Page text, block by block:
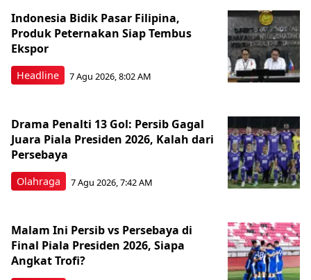
Headline
Indonesia Bidik Pasar Filipina,
Produk Peternakan Siap Tembus
Ekspor
7 Agu 2026, 8:02 AM
Olahraga
Drama Penalti 13 Gol: Persib Gagal
Juara Piala Presiden 2026, Kalah dari
Persebaya
7 Agu 2026, 7:42 AM
Malam Ini Persib vs Persebaya di
Final Piala Presiden 2026, Siapa
Angkat Trofi?